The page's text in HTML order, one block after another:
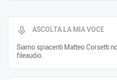
ASCOLTA LA MIA VOCE
Siamo spiacenti Matteo Corsetti
fileaudio.